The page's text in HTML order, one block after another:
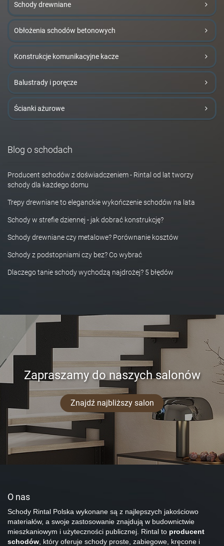
Schody drewniane
Obłożenia schodów betonowych
Konstrukcje komunikacyjne kacze
Balustrady i poręcze
Ścianki ażurowe
Blog o schodach
Producent schodów z doświadczeniem - Rintal od lat tworzy
schody dla każdego domu
Trepy drewniane to eleganckie wykończenie schodów na lata
Schody w strefie dziennej - jak dobrać konstrukcję?
Schody drewniane czy metalowe? Porównanie kosztów
Schody z podstopniami czy bez? Co wybrać
Dlaczego tanie schody wychodzą najdrożej? 5 błędów
Zapraszamy do naszych salonów
Znajdź najbliższy salon
O nas
Schody Rintal Polska wykonane są z najlepszych jakościowo
materiałów, a swoje zastosowanie znajdują w budownictwie
mieszkaniowym i użyteczności publicznej. Rintal to producent
schodów , który oferuje schody proste, zabiegowe, kręcone i